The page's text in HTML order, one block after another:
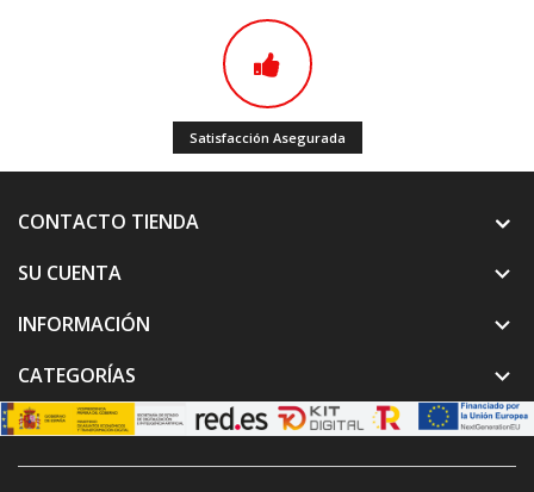
Satisfacción Asegurada
CONTACTO TIENDA
SU CUENTA

INFORMACIÓN 
CATEGORÍAS 